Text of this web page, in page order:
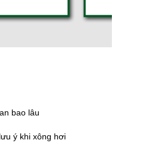
bao lâu
ý khi xông hơi